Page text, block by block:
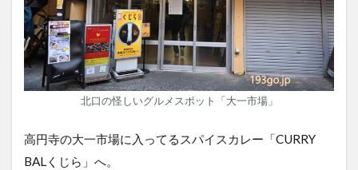
北口の怪しいグルメスポット「大一市場」
高円寺の大一市場に入ってるスパイスカレー「CURRY
BALくじら」へ。